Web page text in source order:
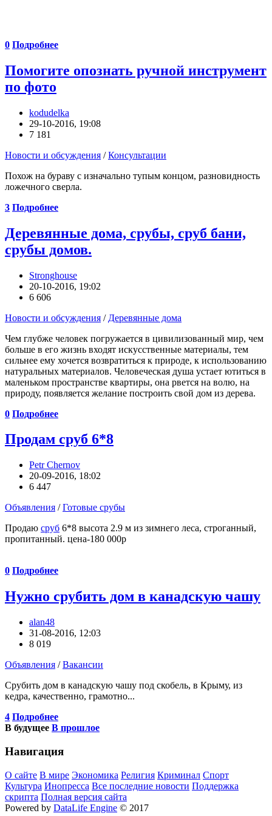
0 Подробнее
Помогите опознать ручной инструмент
по фото
kodudelka
29-10-2016, 19:08
7 181
Новости и обсуждения /Консультации
Похож на бураву с изначально тупым концом, разновидность
ложечного сверла.
3 Подробнее
Деревянные дома, срубы, сруб бани,
срубы домов.
Stronghouse
20-10-2016, 19:02
6 606
Новости и обсуждения / Деревянные дома
Чем глубже человек погружается в цивилизованный мир, чем
больше в его жизнь входят искусственные материалы, тем
сильнее ему хочется возвратиться к природе, к использованию
натуральных материалов. Человеческая душа устает ютиться в
маленьком пространстве квартиры, она рвется на волю, на
природу, появляется желание построить свой дом из дерева.
0 Подробнее
Продам сруб 6*8
Petr Chernov
20-09-2016, 18:02
6 447
Объявления /Готовые срубы
Продаю сруб 6*8 высота 2.9 м из зимнего леса, строганный,
пропитанный. цена-180 000р
0 Подробнее
Нужно срубить дом в канадскую чашу
alan48
31-08-2016, 12:03
8 019
Объявления /Вакансии
Срубить дом в канадскую чашу под скобель, в Крыму, из
кедра, качественно, грамотно...
4 Подробнее
В будущее В прошлое
Навигация
О сайте В мире Экономика Религия Криминал Спорт
Культура Инопресса Все последние новости Поддержка
скрипта Полная версия сайта
Powered by DataLife Engine © 2017